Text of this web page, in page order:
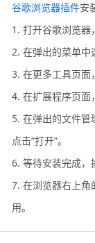
谷歌浏览器插件安
1. 打开谷歌浏览器
2. 在弹出的菜单中
3. 在更多工具页面
4. 在扩展程序页面
5. 在弹出的文件
点击“打开”。
6. 等待安装完成，
7. 在浏览器右上角
用。